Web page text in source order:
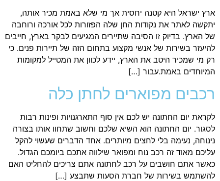
ארץ ישראל היא קטנה יחסית אך מי שלא באמת מכיר אותה,
יתקשה לאתר את נקודות החן שלה הפזורות לכל אורכה ורוחבה
של הארץ. בדיוק זו הסיבה שתיירים המגיעים לבקר בארץ, חייבים
להיעזר בשירות של אנשי מקצוע בתחום הזה של תיירות פנים. כי
רק מי שמכיר היטב את הארץ, יידע לכוון את המטייל למקומות
המיוחדים באמת.עבור […]
רכבים מפוארים לחתן כלה
לקראת יום החתונה יש לכם אין סוף התארגנויות ופינות רבות
לסגור. יום החתונה הוא השיא שלכם וחשוב שתחוו אותו בצורה
נינוחה, נעימה בלי לחצים מיותרים. אחד הדברים שעשוי להקל
עליכם מאוד זה רכב נוח ומפואר שילווה אתכם ביומכם הגדול.
כאשר אתם חושבים על רכב לחתונה אתם צריכים להחליט האם
להשתמש בשירות של חברת הסעות שתבצע […]